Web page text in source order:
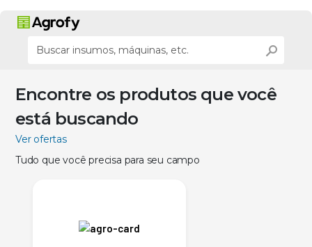
Encontre os produtos que você
está buscando
Ver ofertas
Tudo que você precisa para seu campo